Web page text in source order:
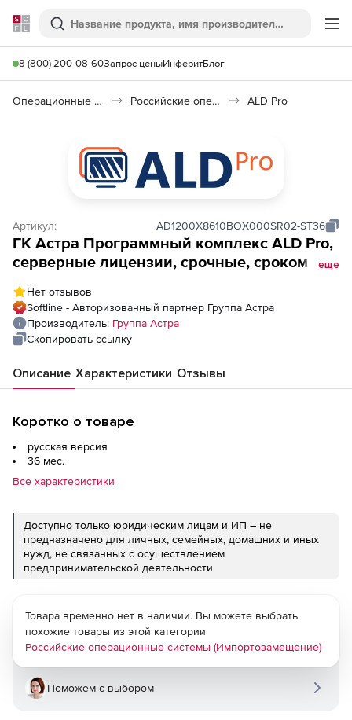
Softline
Поиск
8 (800) 200-08-60Запрос ценыИнферитБлог
Операционные системы Российские операционные системы (Импортозамещение) ALD Pro
Артикул: AD1200Х8610BOX000SR02-ST36
ГК Астра Программный комплекс ALD Pro,
серверные лицензии, срочные, сроком на
поддержкой тип Стандарт на 36 мес.
еще
Нет отзывов
Softline - Авторизованный партнер Группа Астра
Производитель: Группа Астра
Скопировать ссылку
Описание Характеристики Отзывы
Коротко о товаре
русская версия
36 мес.
Все характеристики
Доступно только юридическим лицам и ИП – не
предназначено для личных, семейных, домашних и иных
нужд, не связанных с осуществлением
предпринимательской деятельности
Товара временно нет в наличии. Вы можете выбрать
похожие товары из этой категории
Российские операционные системы (Импортозамещение)
Поможем с выбором